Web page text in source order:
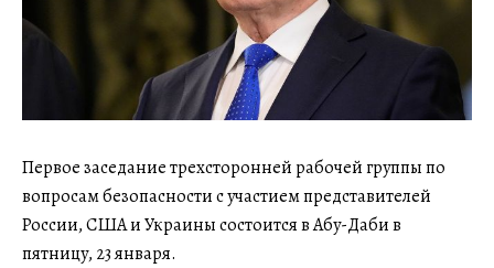
Первое заседание трехсторонней рабочей группы по
вопросам безопасности с участием представителей
России, США и Украины состоится в Абу-Даби в
пятницу, 23 января.